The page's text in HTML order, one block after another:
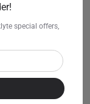
Achetez maintenant
special offers,